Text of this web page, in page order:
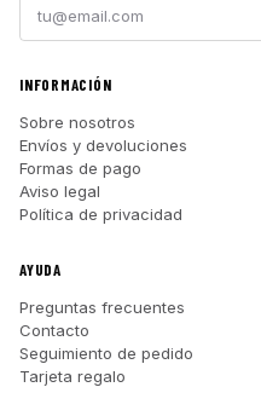
INFORMACIÓN
Sobre nosotros
Envíos y devoluciones
Formas de pago
Aviso legal
Política de privacidad
AYUDA
Preguntas frecuentes
Contacto
Seguimiento de pedido
Tarjeta regalo